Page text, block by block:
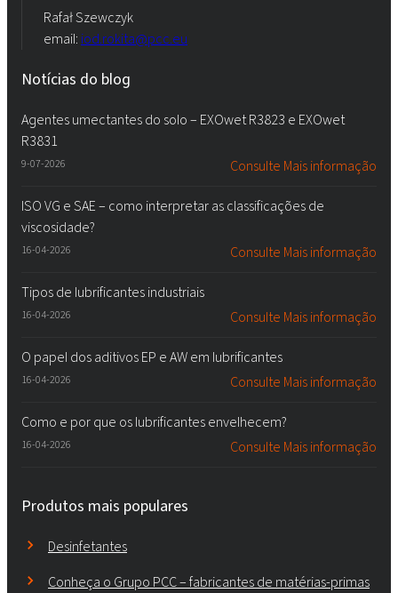
Rafał Szewczyk
email: iod.rokita@pcc.eu
Notícias do blog
Agentes umectantes do solo – EXOwet R3823 e EXOwet
R3831
9-07-2026 Consulte Mais informação
ISO VG e SAE – como interpretar as classificações de
viscosidade?
16-04-2026 Consulte Mais informação
Tipos de lubrificantes industriais
16-04-2026 Consulte Mais informação
O papel dos aditivos EP e AW em lubrificantes
16-04-2026 Consulte Mais informação
Como e por que os lubrificantes envelhecem?
16-04-2026 Consulte Mais informação
Produtos mais populares
Desinfetantes
Conheça o Grupo PCC – fabricantes de matérias-primas